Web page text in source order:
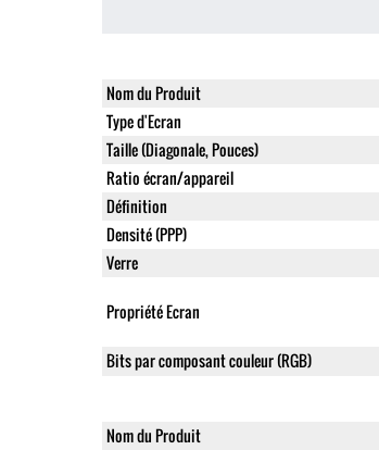
Nom du Produit
Type d'Ecran
Taille (Diagonale, Pouces)
Ratio écran/appareil
Définition
Densité (PPP)
Verre
Propriété Ecran
Bits par composant couleur (RGB)
Nom du Produit